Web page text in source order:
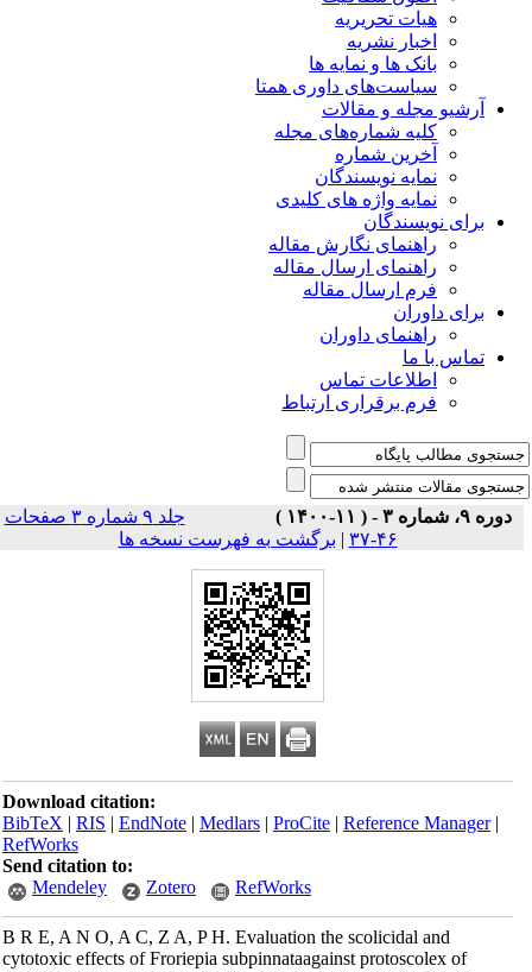
هیات تحریریه
اخبار نشریه
بانک ها و نمایه ها
سیاست‌های داوری همتا
مجله و مقالات
کلیه شماره‌های مجله
آخرین شماره
نمایه نویسندگان
نمایه واژه های کلیدی
نویسندگان
راهنمای نگارش مقاله
راهنمای ارسال مقاله
فرم ارسال مقاله
داوران
راهنمای داوران
با ما
اطلاعات تماس
فرم برقراری ارتباط
جلد ۹ شماره ۳ صفحات
برگشت به فهرست نسخه ها
Download citation:
BibTeX|RIS|EndNote| Medlars| ProCite|Reference
RefWorks
Send citation to:
Mendeley
Zotero RefWorks
B R E, A N O, A C, Z A, P H. Evaluation the scolicidal and
cytotoxic effects of Froriepia subpinnataagainst protoscolex of